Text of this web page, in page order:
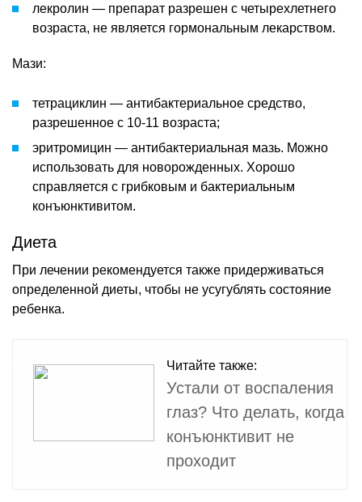
лекролин — препарат разрешен с четырехлетнего
возраста, не является гормональным лекарством.
Мази:
тетрациклин — антибактериальное средство,
разрешенное с 10-11 возраста;
эритромицин — антибактериальная мазь. Можно
использовать для новорожденных. Хорошо
справляется с грибковым и бактериальным
конъюнктивитом.
Диета
При лечении рекомендуется также придерживаться
определенной диеты, чтобы не усугублять состояние
ребенка.
Читайте также:
Устали от воспаления
глаз? Что делать, когда
конъюнктивит не
проходит